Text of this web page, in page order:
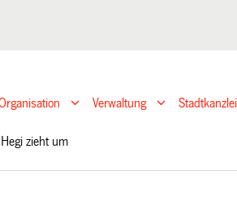
Verwaltung Stadtkanzlei
zieht um